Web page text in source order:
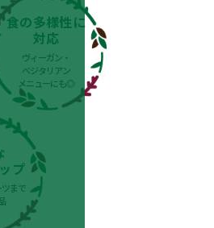
食の多様性に
対応
ヴィーガン・
ベジタリアン
メニューにも◎
プ
まで